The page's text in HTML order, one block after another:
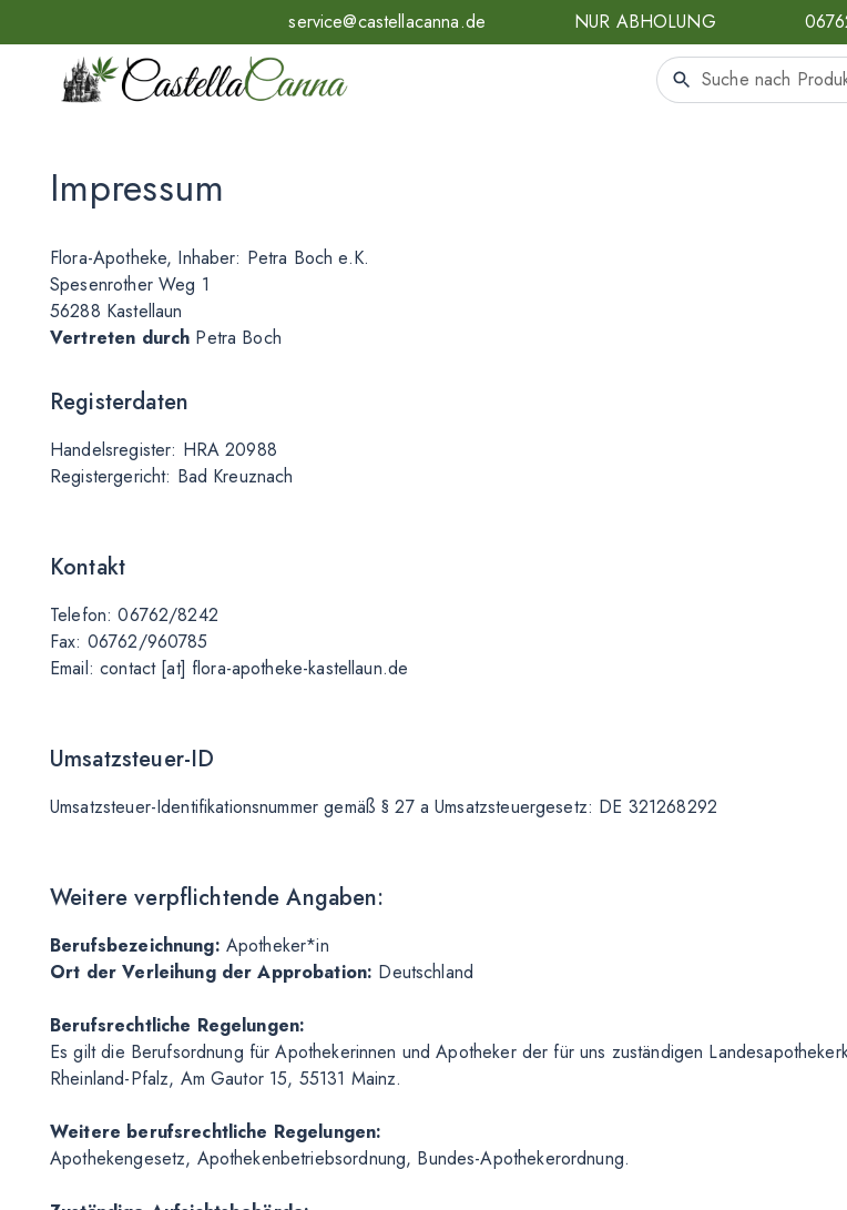
service@castellacanna.de NUR ABHOLUNG
Impressum
Flora-Apotheke, Inhaber: Petra Boch e.K.
Spesenrother Weg 1
56288 Kastellaun
Vertreten durch Petra Boch
Registerdaten
Handelsregister: HRA 20988
Registergericht: Bad Kreuznach
Kontakt
Telefon: 06762/8242
Fax: 06762/960785
Email: contact [at] flora-apotheke-kastellaun.de
Umsatzsteuer-ID
Umsatzsteuer-Identifikationsnummer gemäß § 27 a Umsatzsteuergesetz: DE 321268292
Weitere verpflichtende Angaben:
Berufsbezeichnung: Apotheker*in
Ort der Verleihung der Approbation: Deutschland
Berufsrechtliche Regelungen:
Es gilt die Berufsordnung für Apothekerinnen und Apotheker der für uns zuständigen
Rheinland-Pfalz, Am Gautor 15, 55131 Mainz.
Weitere berufsrechtliche Regelungen:
Apothekengesetz, Apothekenbetriebsordnung, Bundes-Apothekerordnung.